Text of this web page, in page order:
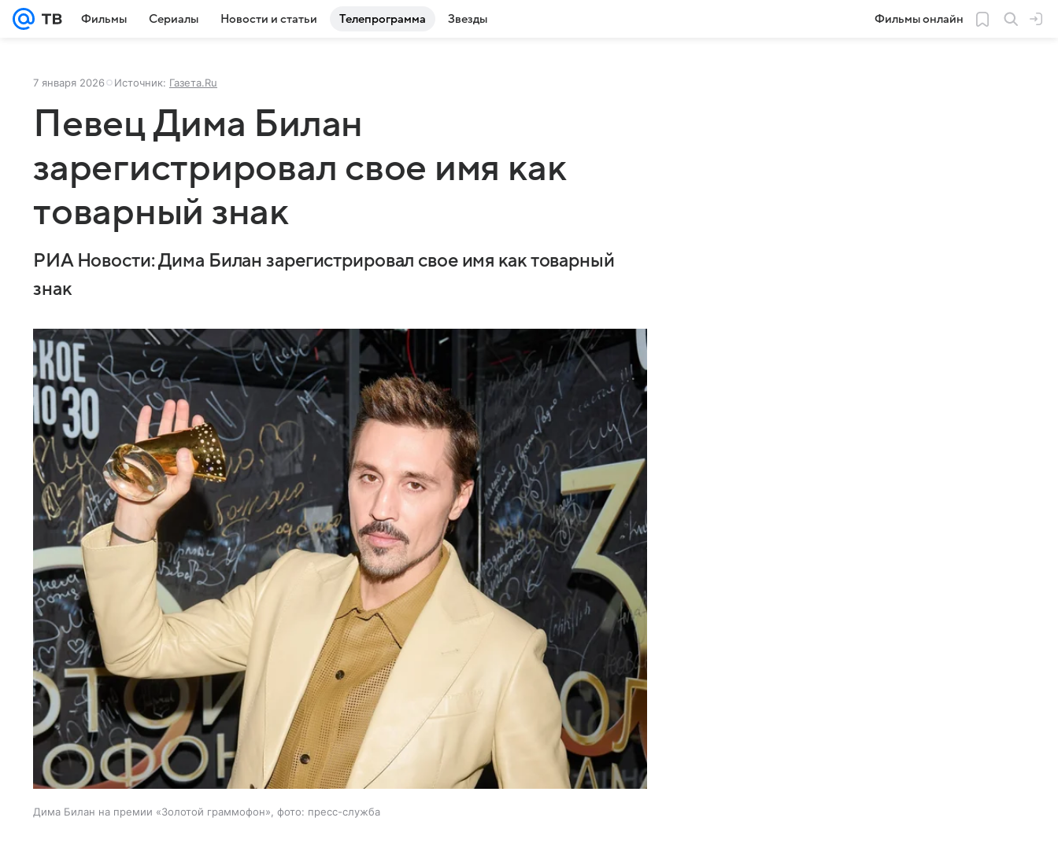
Фильмы Сериалы Новости и статьи Телепрограмма Звезды Фильмы онлайн
7 января 2026 Источник: Газета.Ru
Певец Дима Билан
зарегистрировал свое имя как
товарный знак
РИА Новости: Дима Билан зарегистрировал свое имя как товарный
знак
Дима Билан на премии «Золотой граммофон», фото: пресс-служба